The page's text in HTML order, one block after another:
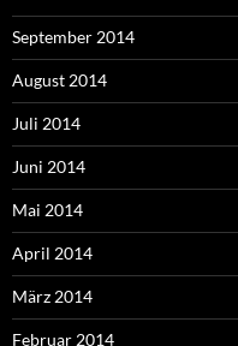
September 2014
August 2014
Juli 2014
Juni 2014
Mai 2014
April 2014
März 2014
Februar 2014